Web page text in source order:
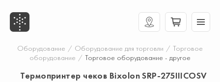
Оборудование / Оборудование для торговли / Торговое
оборудование / Торговое оборудование - другое
Термопринтер чеков Bixolon SRP-275IIICOSV